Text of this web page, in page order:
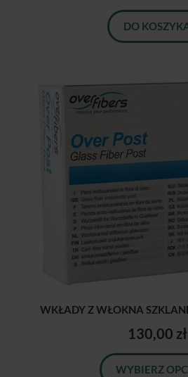
DO
WKŁADY Z WŁOKNA
130,00 zł
WYBIERZ